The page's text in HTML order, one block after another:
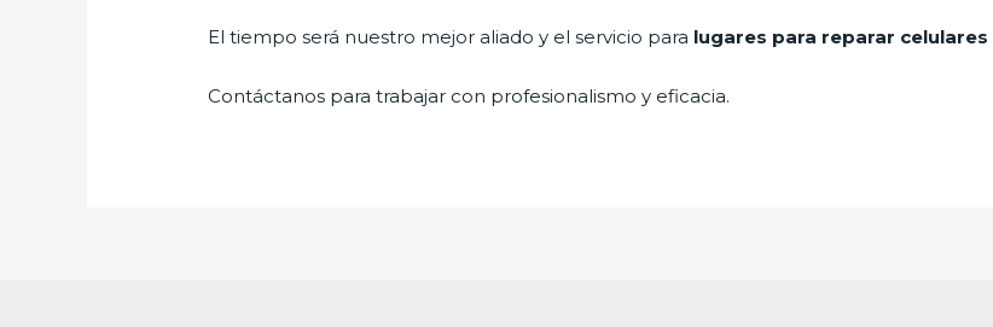
El tiempo será nuestro mejor aliado y el servicio para lugares para reparar celulares
Contáctanos para trabajar con profesionalismo y eficacia.